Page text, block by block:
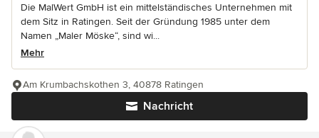
Die MalWert GmbH ist ein mittelständisches Unternehmen mit
dem Sitz in Ratingen. Seit der Gründung 1985 unter dem
Namen „Maler Möske“, sind wi...
Mehr
Nachricht
Am Krumbachskothen 3, 40878 Ratingen